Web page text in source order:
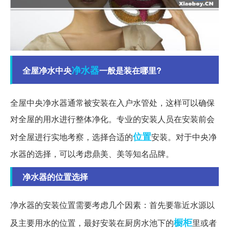
全屋净水中央净水器一般是装在哪里?
全屋中央净水器通常被安装在入户水管处，这样可以确保
对全屋的用水进行整体净化。专业的安装人员在安装前会
对全屋进行实地考察，选择合适的位置安装。对于中央净
水器的选择，可以考虑鼎美、美等知名品牌。
净水器的位置选择
净水器的安装位置需要考虑几个因素：首先要靠近水源以
及主要用水的位置，最好安装在厨房水池下的橱柜里或者